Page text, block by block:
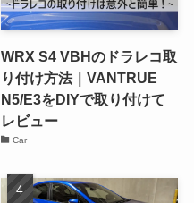
WRX S4 VBHのドラレコ取
り付け方法｜VANTRUE
N5/E3をDIYで取り付けて
レビュー
Car